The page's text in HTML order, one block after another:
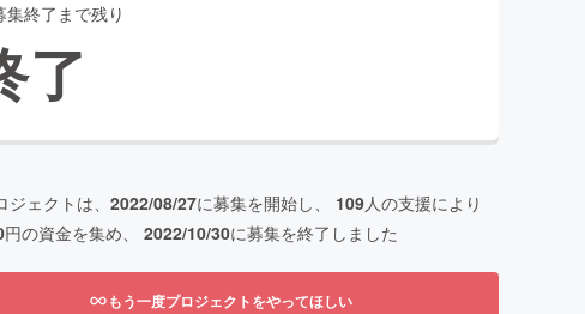
集終了まで残り
了
ジェクトは、 2022/08/27に募集を開始し、 109人の支援により
円の資金を集め、 2022/10/30に募集を終了しました
もう一度プロジェクトをやってほしい